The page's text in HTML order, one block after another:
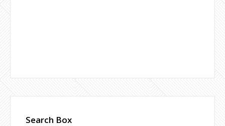
Search Box